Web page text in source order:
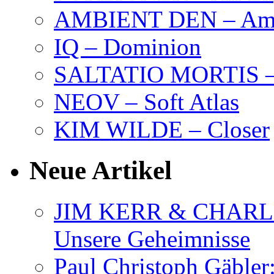
AMBIENT DEN –
IQ – Dominion
SALTATIO MORTIS
NEOV – Soft Atlas
KIM WILDE – Closer
Neue Artikel
JIM KERR &
Unsere Geheimnisse
Paul Christoph